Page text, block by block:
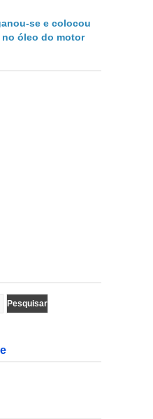
se e colocou
óleo do motor